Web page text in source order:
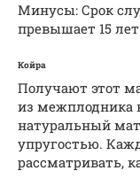
Минусы: Срок
превышает 15
Койра
Получают этот
из межплодника
натуральный
упругостью.
рассматривать,